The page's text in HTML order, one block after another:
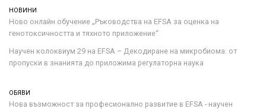
НОВИНИ
Ново онлайн обучение „Ръководства на ЕFSA за оценка на
генотоксичността и тяхното приложение“
Научен колоквиум 29 на EFSA – Декодиране на микробиома: от
пропуски в знанията до приложима регулаторна наука
ОБЯВИ
Нова възможност за професионално развитие в EFSA - научен